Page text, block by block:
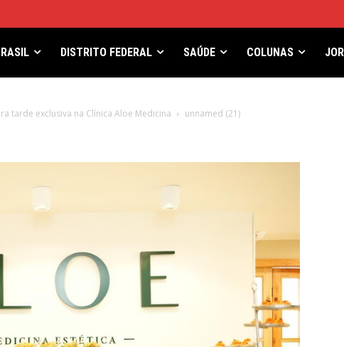
DISTRITO FEDERAL SAÚDE COLUNAS
tarde exclusiva na Clínica Aloe Medicina unnamed (21)